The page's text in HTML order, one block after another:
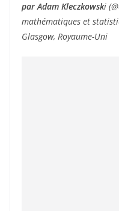
par Adam Kleczkowski
mathématiques et
Glasgow, Royaume-Uni